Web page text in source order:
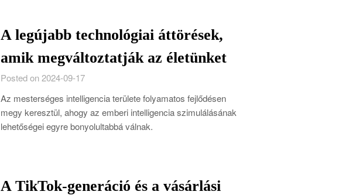
A legújabb technológiai áttörések,
amik megváltoztatják az életünket
Posted on 2024-09-17
Az mesterséges intelligencia területe folyamatos fejlődésen
megy keresztül, ahogy az emberi intelligencia szimulálásának
lehetőségei egyre bonyolultabbá válnak.
A TikTok-generáció és a vásárlási